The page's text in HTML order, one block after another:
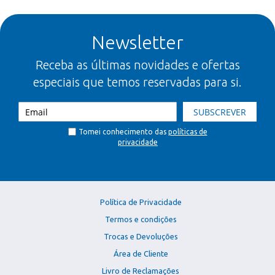
Newsletter
Receba as últimas novidades e ofertas
especiais que temos reservadas para si.
SUBSCREVER
Tomei conhecimento das políticas de
privacidade
Política de Privacidade
Termos e condições
Trocas e Devoluções
Área de Cliente
Livro de Reclamações